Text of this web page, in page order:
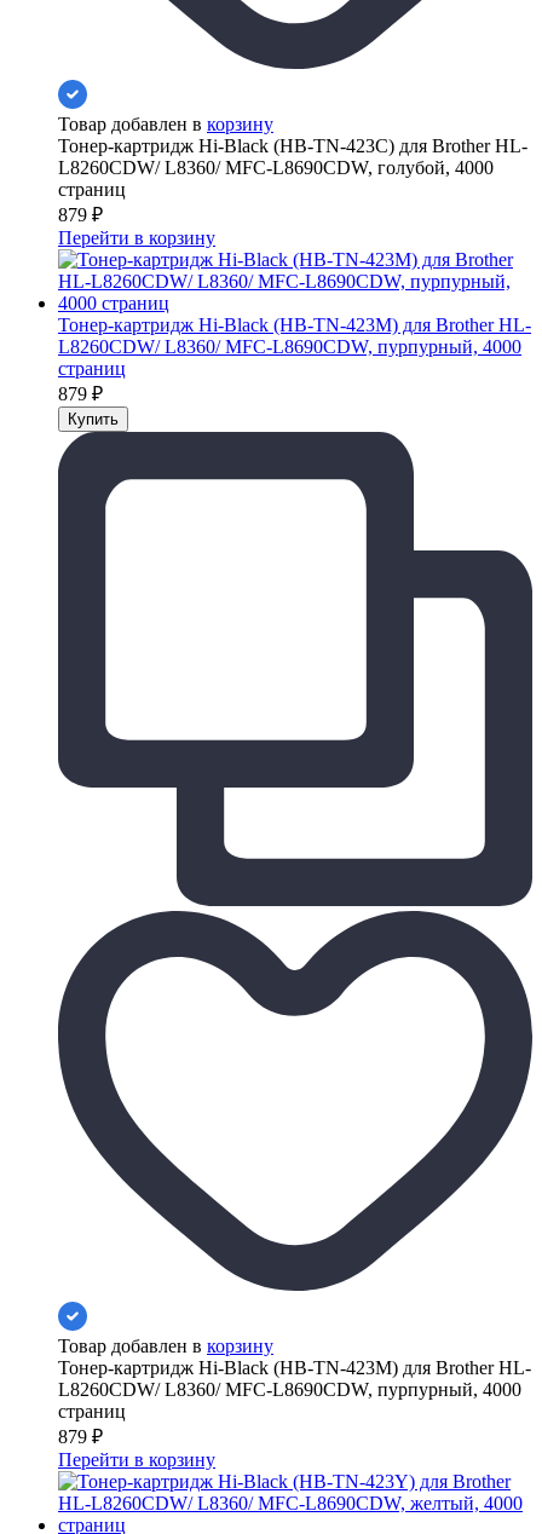
Товар добавлен в корзину
Тонер-картридж Hi-Black (HB-TN-423C) для Brother HL-
L8260CDW/ L8360/ MFC-L8690CDW, голубой, 4000
страниц
879 ₽
Перейти в корзину
Тонер-картридж Hi-Black (HB-TN-423M) для Brother HL-
L8260CDW/ L8360/ MFC-L8690CDW, пурпурный, 4000
страниц
879 ₽
Товар добавлен в корзину
Тонер-картридж Hi-Black (HB-TN-423M) для Brother HL-
L8260CDW/ L8360/ MFC-L8690CDW, пурпурный, 4000
страниц
879 ₽
Перейти в корзину